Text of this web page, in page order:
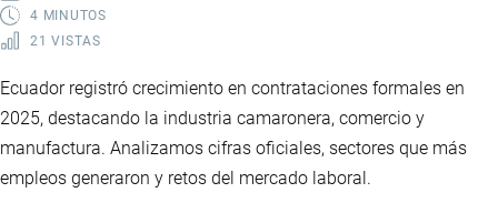
DE
LA
QUE
ESTADO
4 MINUTOS
21 VISTAS
Ecuador registró crecimiento en contrataciones formales en
2025, destacando la industria camaronera, comercio y
manufactura. Analizamos cifras oficiales, sectores que más
empleos generaron y retos del mercado laboral.